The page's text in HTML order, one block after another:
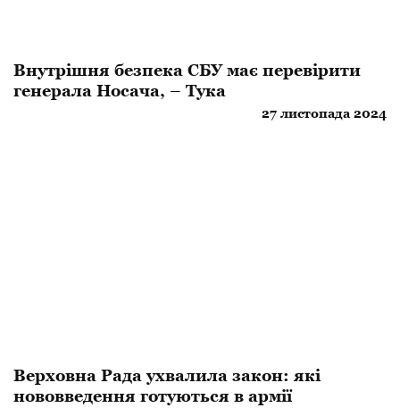
Внутрішня безпека СБУ має перевірити
генерала Носача, – Тука
27 листопада 2024
Верховна Рада ухвалила закон: які
нововведення готуються в армії